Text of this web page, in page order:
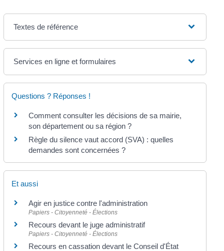
Textes de référence
Services en ligne et formulaires
Questions ? Réponses !
Comment consulter les décisions de sa mairie,
son département ou sa région ?
Règle du silence vaut accord (SVA) : quelles
demandes sont concernées ?
Et aussi
Agir en justice contre l'administration
Papiers - Citoyenneté - Élections
Recours devant le juge administratif
Papiers - Citoyenneté - Élections
Recours en cassation devant le Conseil d'État